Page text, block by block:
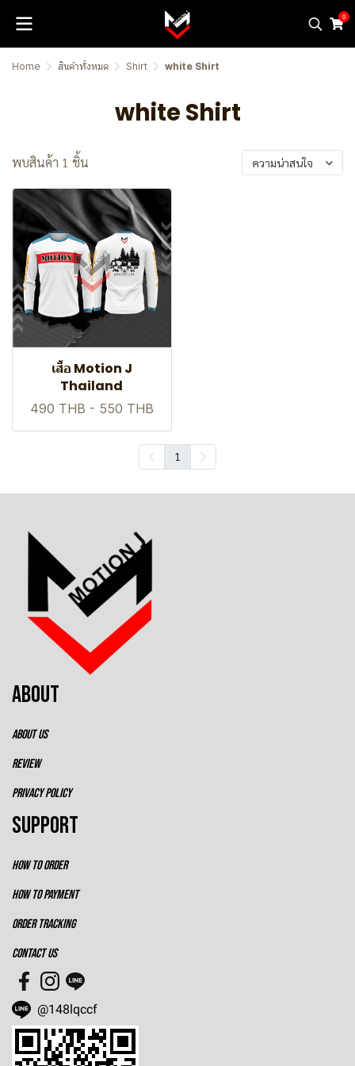
0
Home สินค้าทั้งหมด Shirt white Shirt
white Shirt
พบสินค้า 1 ชิ้น ความน่าสนใจ
เสื้อ Motion J
Thailand
490 THB - 550 THB
1
ABOUT
ABOUT US
REVIEW
PRIVACY POLICY
SUPPORT
HOW TO ORDER
HOW TO PAYMENT
ORDER TRACKING
CONTACT US
@148lqccf